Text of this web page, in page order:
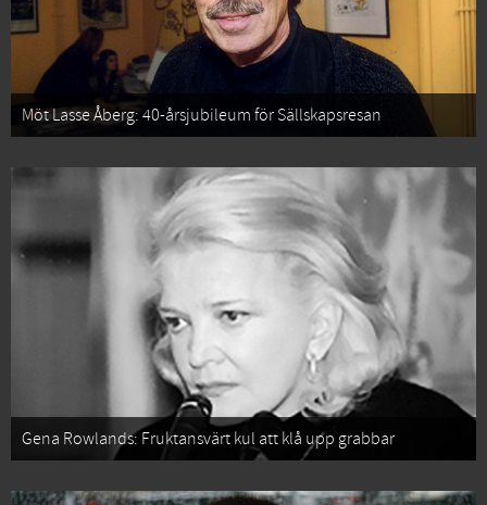
Möt Lasse Åberg: 40-årsjubileum för Sällskapsresan
Gena Rowlands: Fruktansvärt kul att klå upp grabbar